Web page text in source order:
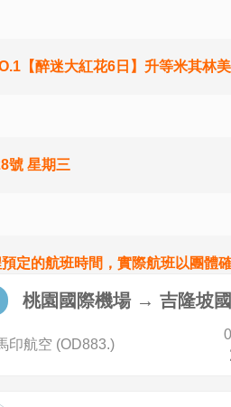
【醉迷大紅花6日】升等米其林
號 星期三
定的航班時間，實際航班以團體
桃園國際機場 → 吉隆坡
印航空 (OD883.)